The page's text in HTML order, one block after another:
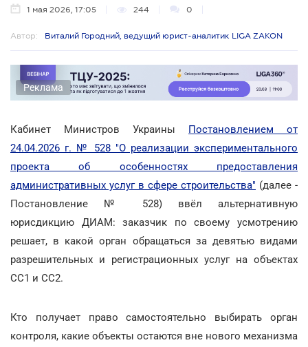
1 мая 2026, 17:05 244 0
Автор: Виталий Городний, ведущий юрист-аналитик LIGA ZAKON
Реклама
Кабинет Министров Украины Постановлением от
24.04.2026 г. № 528 "О реализации экспериментального
проекта об особенностях предоставления
административных услуг в сфере строительства" (далее -
Постановление № 528) ввёл альтернативную
юрисдикцию ДИАМ: заказчик по своему усмотрению
решает, в какой орган обращаться за девятью видами
разрешительных и регистрационных услуг на объектах
СС1 и СС2.
Кто получает право самостоятельно выбирать орган
контроля, какие объекты остаются вне нового механизма